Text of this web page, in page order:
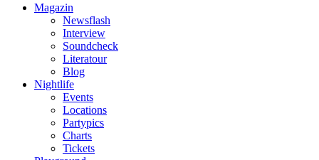
Magazin
Newsflash
Interview
Soundcheck
Literatour
Blog
Nightlife
Events
Locations
Partypics
Charts
Tickets